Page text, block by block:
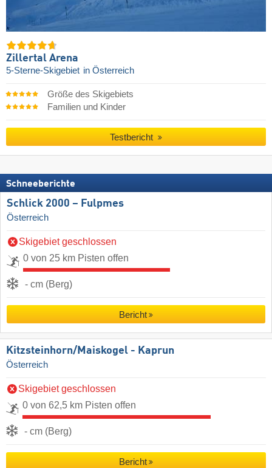
Zillertal Arena
5-Sterne-Skigebiet in Österreich
Größe des Skigebiets
Familien und Kinder
Testbericht
Schneeberichte
Schlick 2000 – Fulpmes
Österreich
Skigebiet geschlossen
0 von 25 km Pisten offen
- cm (Berg)
Bericht
Kitzsteinhorn/​Maiskogel - Kaprun
Österreich
Skigebiet geschlossen
0 von 62,5 km Pisten offen
- cm (Berg)
Bericht